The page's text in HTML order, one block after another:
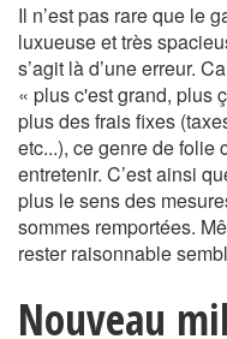
Il n’est pas rare que le
luxueuse et très
s’agit là d’une erreur.
« plus c'est grand, plus
plus des frais fixes
etc...), ce genre de folie
entretenir. C’est ainsi
plus le sens des
sommes remportées.
rester raisonnable
Nouveau